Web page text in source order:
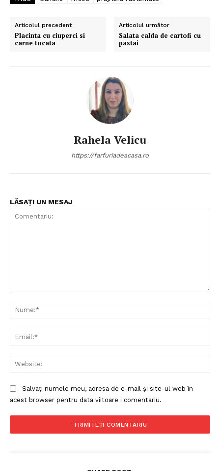
Articolul precedent
Placinta cu ciuperci si
carne tocata
Articolul următor
Salata calda de cartofi cu
pastai
Rahela Velicu
https://farfuriadeacasa.ro
LĂSAȚI UN MESAJ
Salvați numele meu, adresa de e-mail și site-ul web în
acest browser pentru data viitoare i comentariu.